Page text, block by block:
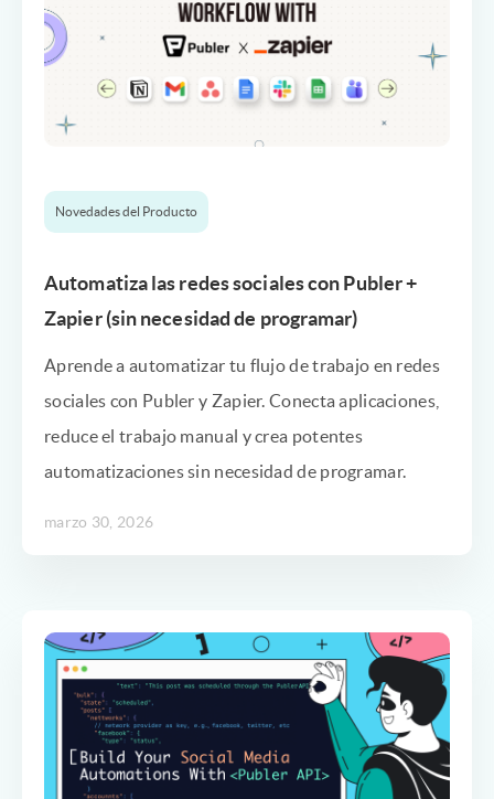
Novedades del Producto
Automatiza las redes sociales con Publer +
Zapier (sin necesidad de programar)
Aprende a automatizar tu flujo de trabajo en redes
sociales con Publer y Zapier. Conecta aplicaciones,
reduce el trabajo manual y crea potentes
automatizaciones sin necesidad de programar.
marzo 30, 2026